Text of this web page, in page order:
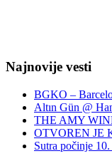
Najnovije vesti
BGKO –
Altın Gün @
THE AMY
OTVOREN JE
Sutra počinje